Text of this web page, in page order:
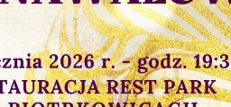
Świetlica
Kronika